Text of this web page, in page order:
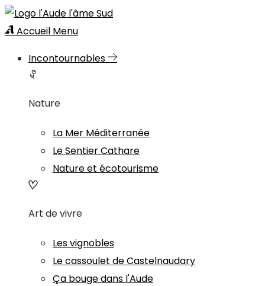
Accueil Menu
Incontournables
Nature
La Mer Méditerranée
Le Sentier Cathare
Nature et écotourisme
Art de vivre
Les vignobles
Le cassoulet de Castelnaudary
Ça bouge dans l'Aude